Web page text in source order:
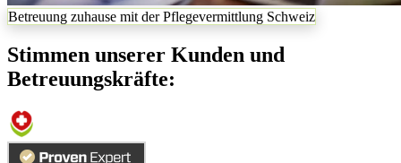
Betreuung zuhause mit der Pflegevermittlung Schweiz
Stimmen unserer Kunden und
Betreuungskräfte: